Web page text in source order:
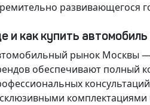
развивающегося
и как купить
рынок Москвы
обеспечивают полный